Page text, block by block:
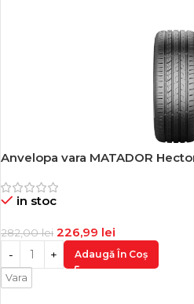
-20%
Anvelopa vara MATADOR
in stoc
282,00lei 226,99 lei
Adaugă În Coș
Vara